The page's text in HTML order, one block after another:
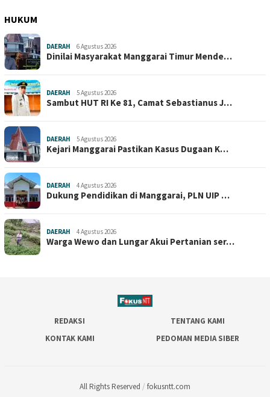
HUKUM
DAERAH 6 Agustus 2026
Dinilai Masyarakat Manggarai Timur Mende…
DAERAH 5 Agustus 2026
Sambut HUT RI Ke 81, Camat Sebastianus J…
DAERAH 5 Agustus 2026
Kejari Manggarai Pastikan Kasus Dugaan K…
DAERAH 4 Agustus 2026
Dukung Pendidikan di Manggarai, PLN UIP …
DAERAH 4 Agustus 2026
Warga Wewo dan Lungar Akui Pertanian ser…
REDAKSI
TENTANG KAMI
KONTAK KAMI
PEDOMAN MEDIA SIBER
All Rights Reserved / fokusntt.com